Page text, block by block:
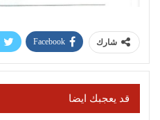
شارك Facebook
قد يعجبك ايضا